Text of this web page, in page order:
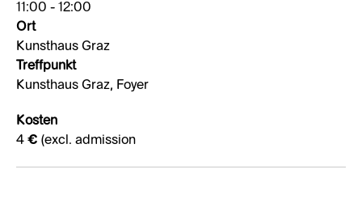
11:00 - 12:00
Ort
Kunsthaus Graz
Treffpunkt
Kunsthaus Graz, Foyer
Kosten
4 € (excl. admission